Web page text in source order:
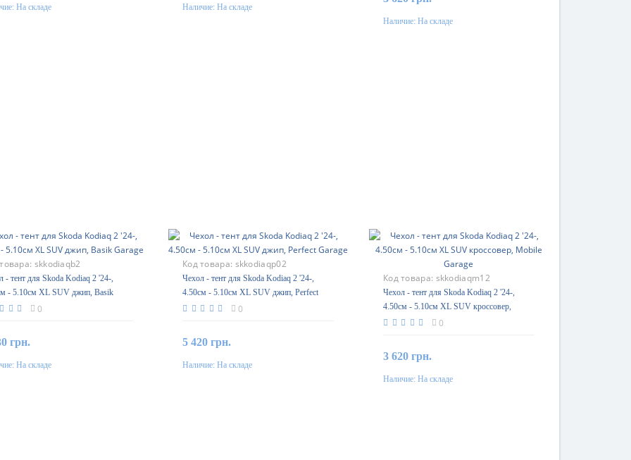
В корзину
На складе В корзину
Наличие: На складе
В корзину
Наличие: На складе
skkodiaqb2
- тент для Skoda Kodiaq 2 '24-,
- 5.10см XL SUV джип, Basik
0
грн.
В корзину
На складе
Код товара: skkodiaqp02
Чехол - тент для Skoda Kodiaq 2 '24-,
4.50см - 5.10см XL SUV джип, Perfect
Garage
0
5 420 грн.
В корзину
Наличие: На складе
Код товара: skkodiaqm12
Чехол - тент для Skoda Kodiaq 2 '24-,
4.50см - 5.10см XL SUV кроссовер,
Mobile Garage 0
3 620 грн.
В корзину
Наличие: На складе